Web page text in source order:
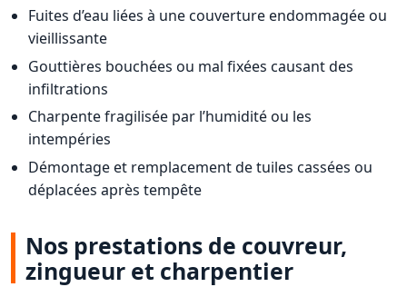
Fuites d’eau liées à une couverture endommagée ou
vieillissante
Gouttières bouchées ou mal fixées causant des
infiltrations
Charpente fragilisée par l’humidité ou les
intempéries
Démontage et remplacement de tuiles cassées ou
déplacées après tempête
Nos prestations de couvreur,
zingueur et charpentier